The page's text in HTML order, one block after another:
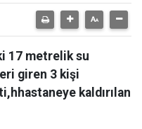
17 metrelik su
giren 3 kişi
kaldırılan